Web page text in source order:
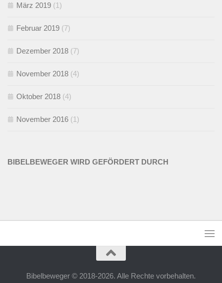
März 2019 (1)
Februar 2019 (7)
Dezember 2018 (7)
November 2018 (4)
Oktober 2018 (4)
November 2016 (1)
BIBELBEWEGER WIRD GEFÖRDERT DURCH
Bibelbeweger © 2018-2026. Alle Rechte vorbehalten.